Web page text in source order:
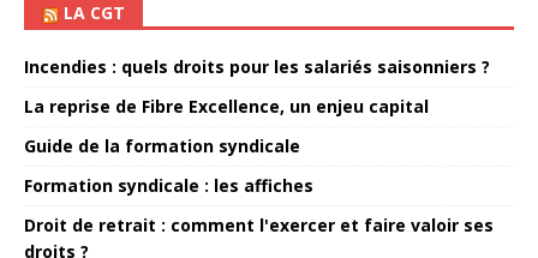
LA CGT
Incendies : quels droits pour les salariés saisonniers ?
La reprise de Fibre Excellence, un enjeu capital
Guide de la formation syndicale
Formation syndicale : les affiches
Droit de retrait : comment l'exercer et faire valoir ses
droits ?